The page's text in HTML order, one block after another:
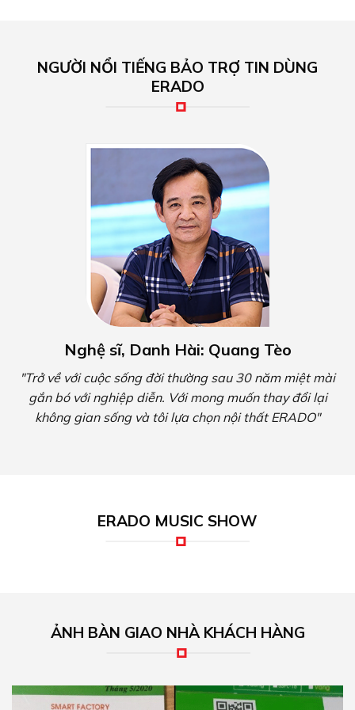
NGƯỜI NỔI TIẾNG BẢO TRỢ TIN DÙNG
ERADO
Nghệ sĩ, Danh Hài: Quang Tèo
"Trở về với cuộc sống đời thường sau 30 năm miệt mài
gắn bó với nghiệp diễn. Với mong muốn thay đổi lại
không gian sống và tôi lựa chọn nội thất ERADO"
ERADO MUSIC SHOW
ẢNH BÀN GIAO NHÀ KHÁCH HÀNG